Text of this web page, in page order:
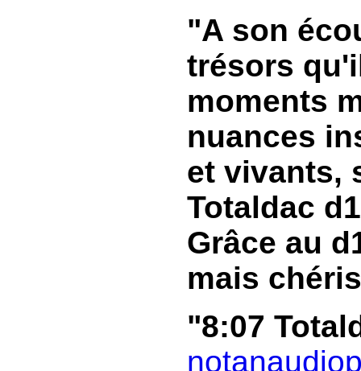
"A son
trésors
moments
nuances
et vivants,
Totaldac
Grâce au
mais
"8:07